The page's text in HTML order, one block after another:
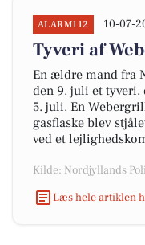
ALARM112 10-07-
Tyveri af
En ældre mand fra
den 9. juli et tyveri,
5. juli. En
gasflaske blev
ved et
Kilde: Nordjyllands
Læs hele artiklen